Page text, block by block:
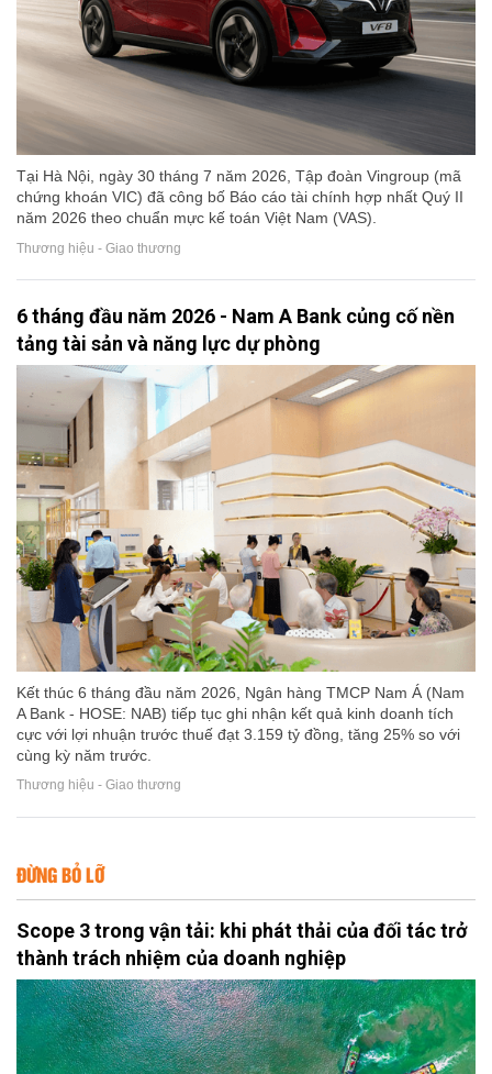
Tại Hà Nội, ngày 30 tháng 7 năm 2026, Tập đoàn Vingroup (mã
chứng khoán VIC) đã công bố Báo cáo tài chính hợp nhất Quý II
năm 2026 theo chuẩn mực kế toán Việt Nam (VAS).
Thương hiệu - Giao thương
6 tháng đầu năm 2026 - Nam A Bank củng cố nền
tảng tài sản và năng lực dự phòng
Kết thúc 6 tháng đầu năm 2026, Ngân hàng TMCP Nam Á (Nam
A Bank - HOSE: NAB) tiếp tục ghi nhận kết quả kinh doanh tích
cực với lợi nhuận trước thuế đạt 3.159 tỷ đồng, tăng 25% so với
cùng kỳ năm trước.
Thương hiệu - Giao thương
ĐỪNG BỎ LỠ
Scope 3 trong vận tải: khi phát thải của đối tác trở
thành trách nhiệm của doanh nghiệp